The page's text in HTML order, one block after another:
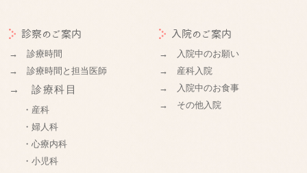
診察のご案内
→ 診療時間
→ 診療時間と担当医師
→ 診療科目
・産科
・婦人科
・心療内科
・小児科
入院のご案内
→ 入院中のお願い
→ 産科入院
→ 入院中のお食事
→ その他入院